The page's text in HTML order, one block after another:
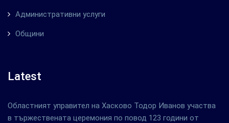
Административни услуги
Общини
Latest
Областният управител на Хасково Тодор Иванов участва
в тържествената церемония по повод 123 години от